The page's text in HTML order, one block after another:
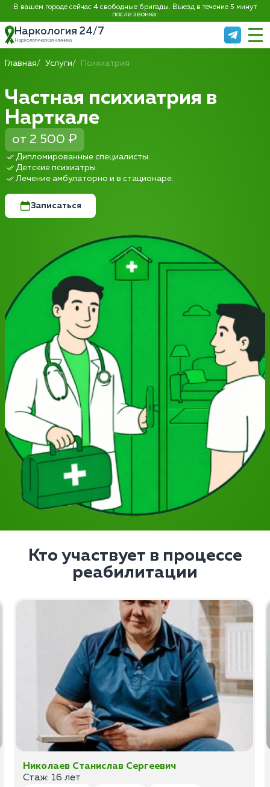
В вашем городе сейчас 4 свободные бригады. Выезд в течение 5 минут
после звонка:
Наркология 24/7
Наркологическая клиника
Главная Услуги Психиатрия
Частная психиатрия в
Нарткале
от 2 500 ₽
Дипломированные специалисты.
Детские психиатры.
Лечение амбулаторно и в стационаре.
Записаться
Кто участвует в процессе
реабилитации
Николаев Станислав Сергеевич
Стаж: 16 лет